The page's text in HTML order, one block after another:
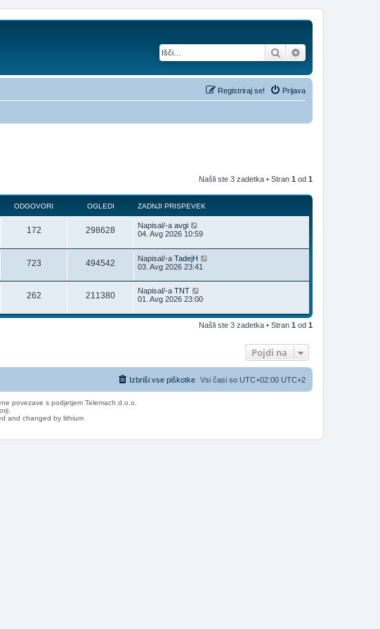
Iskanje
Prijava
Registriraj se!
Našli ste 3 zadetka • Stran 1 od 1
ODGOVORI OGLEDI ZADNJI PRISPEVEK
172 298628 Napisal/-a avgi
04. Avg 2026 10:59
723 494542 Napisal/-a TadejH
03. Avg 2026 23:41
262 211380 Napisal/-a TNT
01. Avg 2026 23:00
Našli ste 3 zadetka • Stran 1 od 1
Pojdi na
Vsi časi so UTC+02:00 UTC+2
Izbriši vse piškotke
povezave s podjetjem Telemach d.o.o.
and changed by lithium